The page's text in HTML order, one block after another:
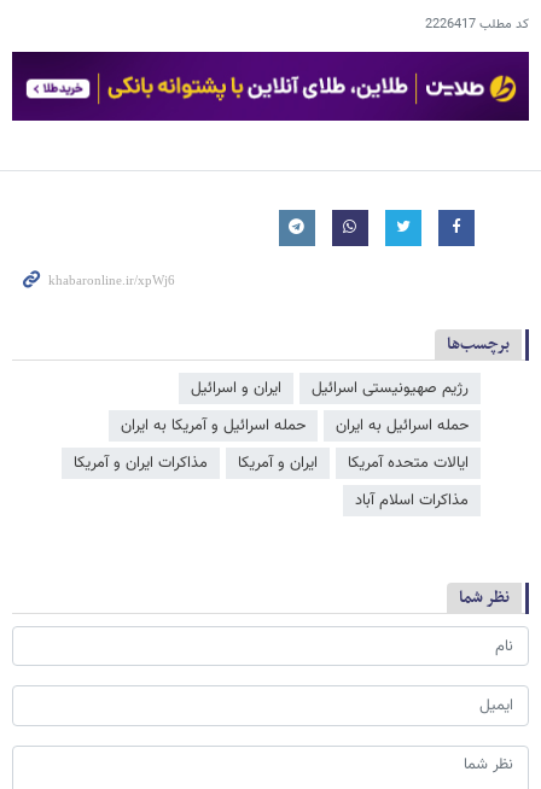
کد مطلب2226417
برچسب‌ها
رژیم صهیونیستی اسرائیل
ایران و اسرائیل
حمله اسرائیل به ایران
حمله اسرائیل و آمریکا به ایران
ایالات متحده آمریکا
ایران و آمریکا
مذاکرات ایران و آمریکا
مذاکرات اسلام آباد
نظر شما